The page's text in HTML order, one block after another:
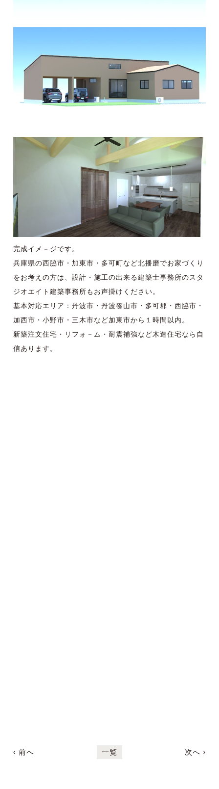
完成イメ－ジです。
兵庫県の西脇市・加東市・多可町など北播磨でお家づくり
をお考えの方は、設計・施工の出来る建築士事務所のスタ
ジオエイト建築事務所もお声掛けください。
基本対応エリア：丹波市・丹波篠山市・多可郡・西脇市・
加西市・小野市・三木市など加東市から１時間以内。
新築注文住宅・リフォ－ム・耐震補強など木造住宅なら自
信あります。
‹ 前へ 一覧 次へ ›